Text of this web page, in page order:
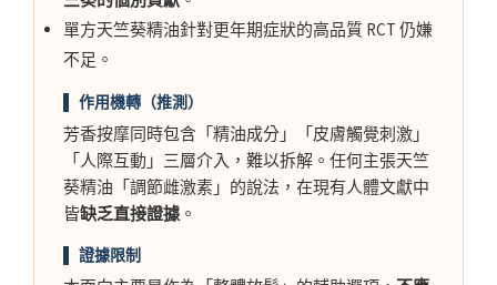
單方天竺葵精油針對更年期症狀的高品質 RCT 仍嫌
不足。
▌ 作用機轉（推測）
芳香按摩同時包含「精油成分」「皮膚觸覺刺激」
「人際互動」三層介入，難以拆解。任何主張天竺
葵精油「調節雌激素」的說法，在現有人體文獻中
皆缺乏直接證據 。
▌ 證據限制